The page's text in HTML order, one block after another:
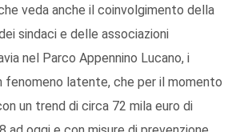
veda anche il coinvolgimento della
sindaci e delle associazioni
nel Parco Appennino Lucano, i
fenomeno latente, che per il momento
un trend di circa 72 mila euro di